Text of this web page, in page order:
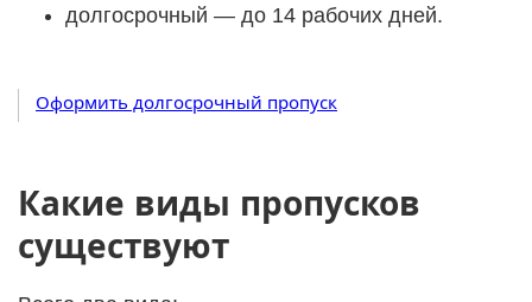
долгосрочный — до 14 рабочих дней.
Оформить долгосрочный пропуск
Какие виды пропусков
существуют